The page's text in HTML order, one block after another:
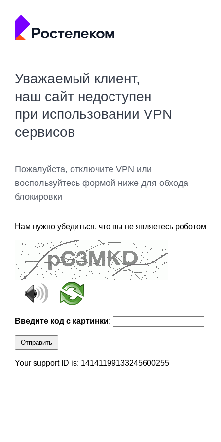
Уважаемый клиент,
наш сайт недоступен
при использовании VPN
сервисов
Пожалуйста, отключите VPN или
воспользуйтесь формой ниже для обхода
блокировки
Нам нужно убедиться, что вы не являетесь роботом
Введите код с картинки:
Отправить
Your support ID is: 14141199133245600255